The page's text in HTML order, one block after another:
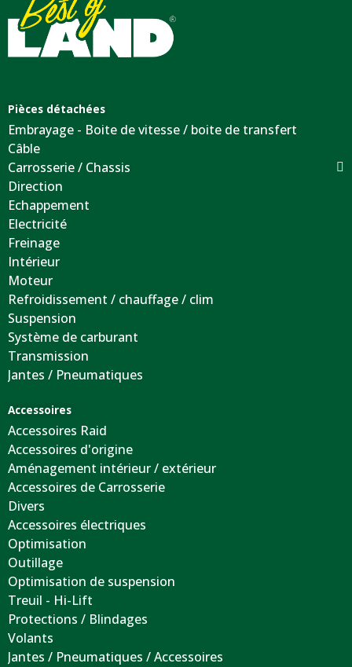
Pièces détachées
Embrayage - Boite de vitesse / boite de transfert
Câble
Carrosserie / Chassis
Direction
Echappement
Electricité
Freinage
Intérieur
Moteur
Refroidissement / chauffage / clim
Suspension
Système de carburant
Transmission
Jantes / Pneumatiques
Accessoires
Accessoires Raid
Accessoires d'origine
Aménagement intérieur / extérieur
Accessoires de Carrosserie
Divers
Accessoires électriques
Optimisation
Outillage
Optimisation de suspension
Treuil - Hi-Lift
Protections / Blindages
Volants
Jantes / Pneumatiques / Accessoires